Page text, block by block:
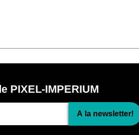
PIXEL-IMPERIUM
A la newsletter!